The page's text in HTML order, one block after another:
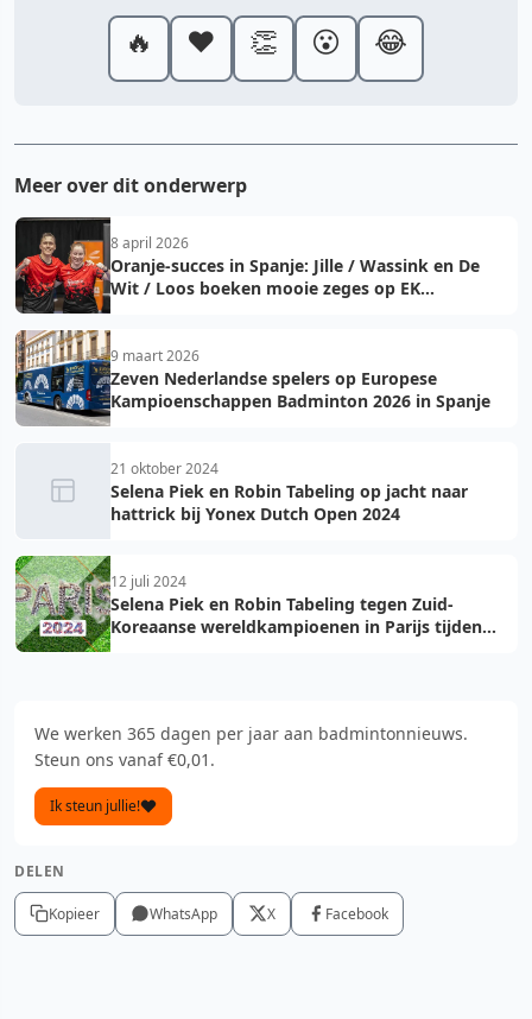
🔥 ❤️ 👏 😮 😂
Meer over dit onderwerp
8 april 2026
Oranje-succes in Spanje: Jille / Wassink en De
Wit / Loos boeken mooie zeges op EK
9 maart 2026
Zeven Nederlandse spelers op Europese
Kampioenschappen Badminton 2026 in Spanje
21 oktober 2024
Selena Piek en Robin Tabeling op jacht naar
hattrick bij Yonex Dutch Open 2024
12 juli 2024
Selena Piek en Robin Tabeling tegen Zuid-
Koreaanse wereldkampioenen in Parijs tijden
We werken 365 dagen per jaar aan badmintonnieuws.
Steun ons vanaf €0,01.
Ik steun jullie!
DELEN
Kopieer WhatsApp X Facebook